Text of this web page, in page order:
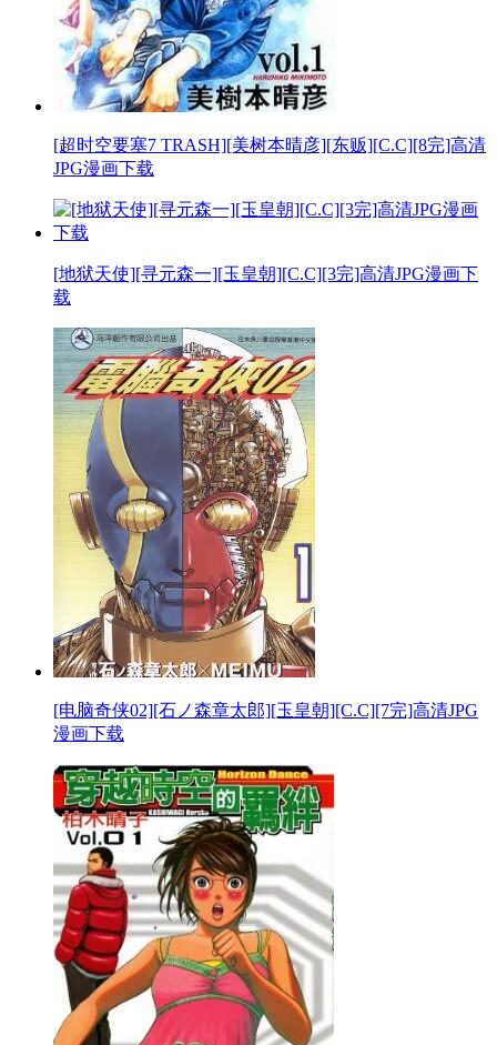
[超时空要塞7 TRASH][美树本晴彦][东贩][C.C][8完]高清
JPG漫画下载
[地狱天使][寻元森一][玉皇朝][C.C][3完]高清JPG漫画下
载
[电脑奇侠02][石ノ森章太郎][玉皇朝][C.C][7完]高清JPG
漫画下载